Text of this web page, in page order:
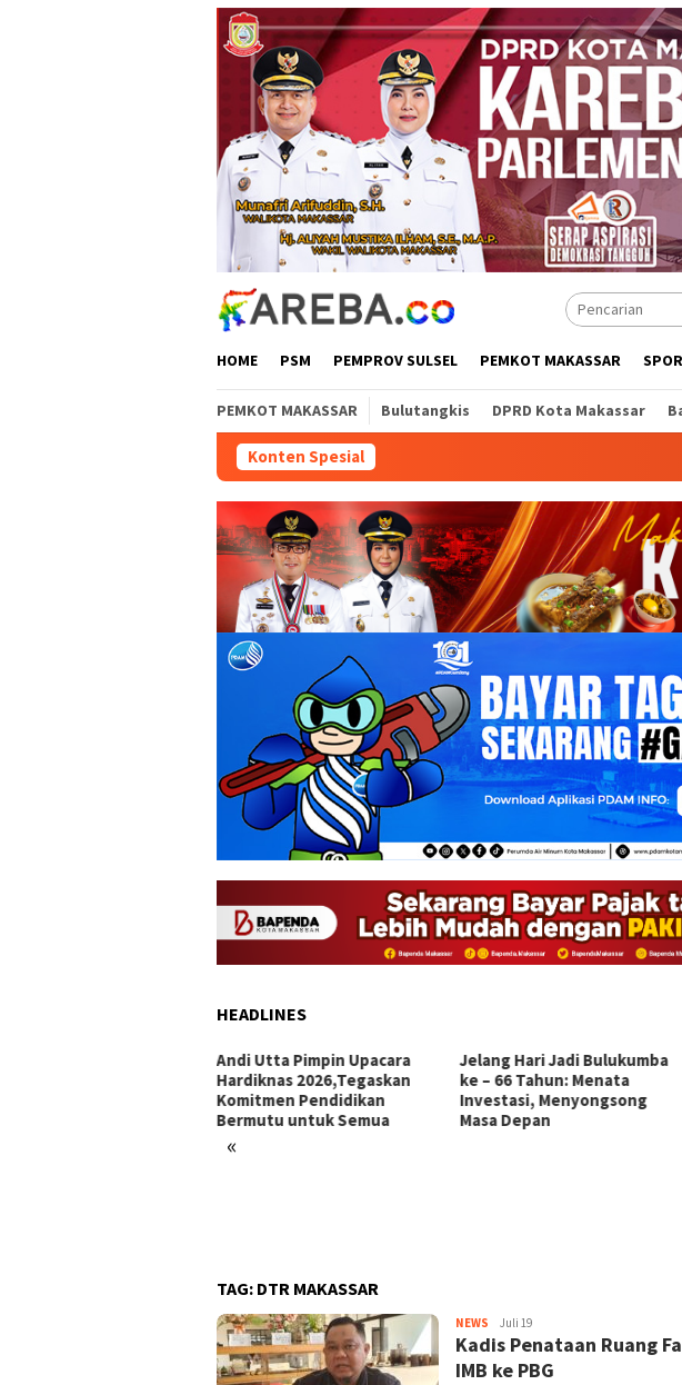
HOME PSM PEMPROV SULSEL PEMKOT MAKASSAR
PEMKOT MAKASSAR Bulutangkis DPRD Kota Makassar
Konten Spesial
HEADLINES
«
Andi Utta Pimpin Upacara
Hardiknas 2026,Tegaskan
Komitmen Pendidikan
Bermutu untuk Semua
Jelang Hari Jadi Bulukumba
ke – 66 Tahun: Menata
Investasi, Menyongsong
Masa Depan
Ini Disampaikan
Makkasau Saat
Porseni KSP Berkat
TAG: DTR MAKASSAR
NEWS Mira
na
Juli 19
Kadis Penataan Ruang
IMB ke PBG